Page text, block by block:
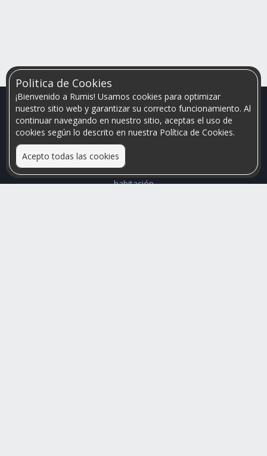
Politica de Cookies
¡Bienvenido a Rumis! Usamos cookies para optimizar
nuestro sitio web y garantizar su correcto funcionamiento. Al
continuar navegando en nuestro sitio, aceptas el uso de
cookies según lo descrito en nuestra Política de Cookies.
Acepto todas las cookies
Relacionamos personas que arriendan con las que buscan una
habitación